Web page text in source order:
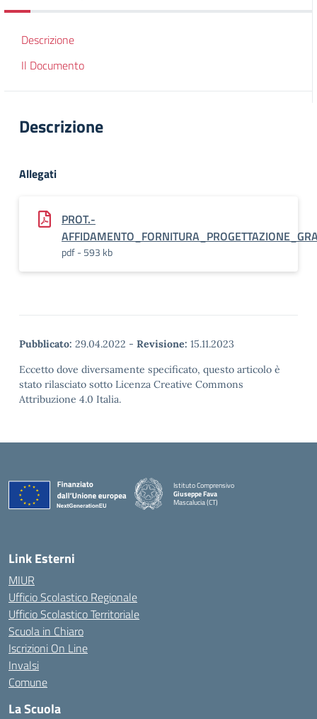
Descrizione
Il Documento
Descrizione
Allegati
PROT.-
pdf - 593 kb
Pubblicato: 29.04.2022 - Revisione: 15.11.2023
Eccetto dove diversamente specificato, questo articolo è
stato rilasciato sotto Licenza Creative Commons
Attribuzione 4.0 Italia.
Istituto Comprensivo
Giuseppe Fava
Mascalucia (CT)
Link Esterni
MIUR
Ufficio Scolastico Regionale
Ufficio Scolastico Territoriale
Scuola in Chiaro
Iscrizioni On Line
Invalsi
Comune
La Scuola